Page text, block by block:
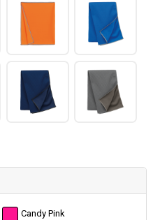
Candy Pink